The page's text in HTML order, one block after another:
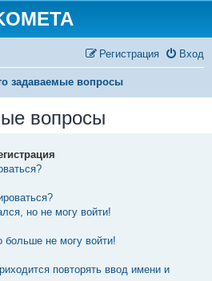
Вход
Регистрация
задаваемые вопросы
вопросы
но не могу войти!
больше не могу войти!
повторять ввод имени и